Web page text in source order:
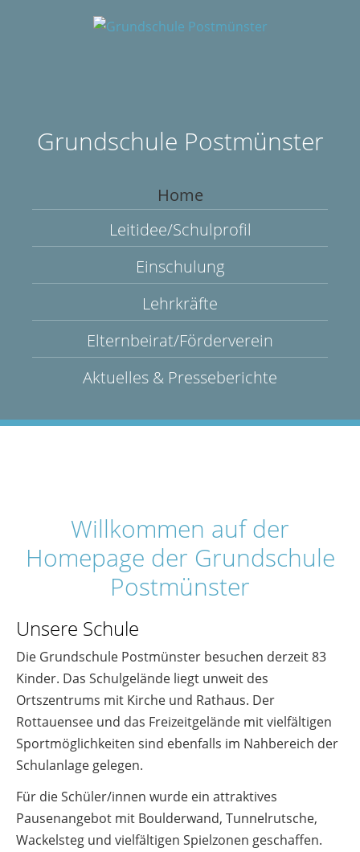
Grundschule Postmünster
Home
Leitidee/Schulprofil
Einschulung
Lehrkräfte
Elternbeirat/Förderverein
Aktuelles & Presseberichte
Willkommen auf der
Homepage der Grundschule
Postmünster
Unsere Schule
Die Grundschule Postmünster besuchen derzeit 83
Kinder. Das Schulgelände liegt unweit des
Ortszentrums mit Kirche und Rathaus. Der
Rottauensee und das Freizeitgelände mit vielfältigen
Sportmöglichkeiten sind ebenfalls im Nahbereich der
Schulanlage gelegen.
Für die Schüler/innen wurde ein attraktives
Pausenangebot mit Boulderwand, Tunnelrutsche,
Wackelsteg und vielfältigen Spielzonen geschaffen.